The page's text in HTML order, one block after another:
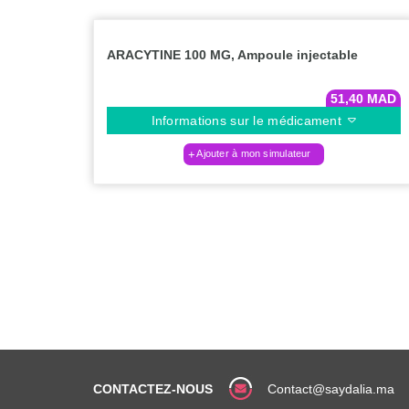
ARACYTINE 100 MG, Ampoule injectable
51,40 MAD
Informations sur le médicament
Ajouter à mon simulateur
CONTACTEZ-NOUS Contact@saydalia.ma